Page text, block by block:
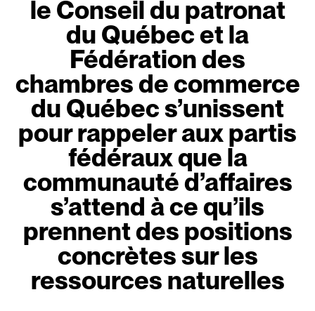
le Conseil du patronat
du Québec et la
Fédération des
chambres de commerce
du Québec s’unissent
pour rappeler aux partis
fédéraux que la
communauté d’affaires
s’attend à ce qu’ils
prennent des positions
concrètes sur les
ressources naturelles